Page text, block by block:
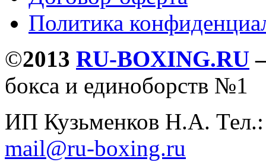
Политика
©2013 RU-BOXING.RU
бокса и единоборств №1
ИП Кузьменков Н.А.
mail@ru-boxing.ru